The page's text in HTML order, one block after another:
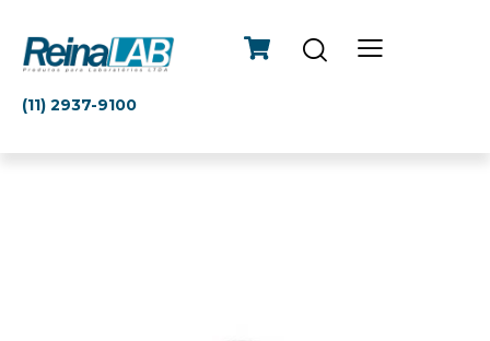
(11) 2937-9100